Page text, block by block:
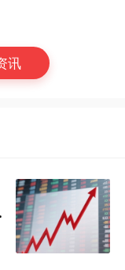
讯